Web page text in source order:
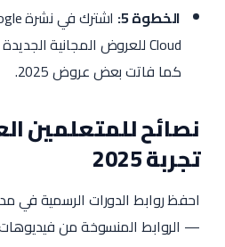
الخطوة 5:
كما فاتت بعض عروض 2025.
نصائح للمتعلمين
تجربة 2025
— الروابط المنسوخة من